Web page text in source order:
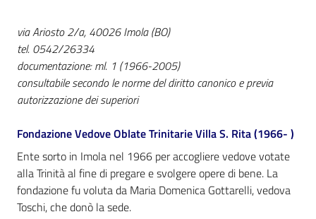
i
contenuti
Risorse
via Ariosto 2/a, 40026 Imola (BO)
tel. 0542/26334
documentazione: ml. 1 (1966-2005)
consultabile secondo le norme del diritto canonico e previa
autorizzazione dei superiori
Fondazione Vedove Oblate Trinitarie Villa S. Rita (1966- )
Ente sorto in Imola nel 1966 per accogliere vedove votate
alla Trinità al fine di pregare e svolgere opere di bene. La
fondazione fu voluta da Maria Domenica Gottarelli, vedova
Toschi, che donò la sede.